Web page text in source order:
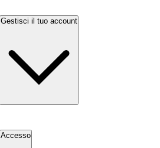
Gestisci il tuo account
Accesso